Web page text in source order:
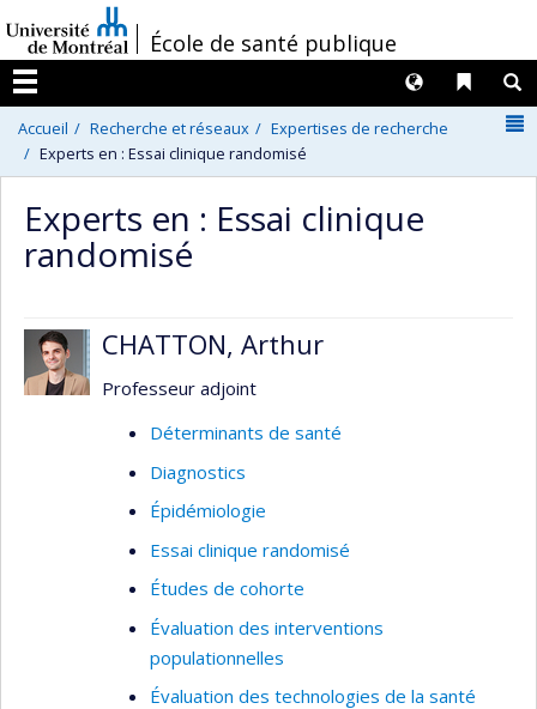
au
contenu
/École de santé publique
Menu
Liens
Langues
Accueil Recherche et réseaux
Expertises de recherche
Experts en : Essai clinique randomisé
Experts en : Essai clinique
randomisé
CHATTON, Arthur
Professeur adjoint
Déterminants de santé
Diagnostics
Épidémiologie
Essai clinique randomisé
Études de cohorte
Évaluation des interventions
populationnelles
Évaluation des technologies de la santé